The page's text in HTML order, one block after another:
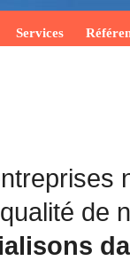
Services
de